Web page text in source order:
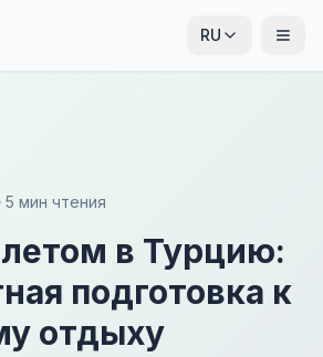
RU
5 мин чтения
в Турцию:
подготовка к
отдыху